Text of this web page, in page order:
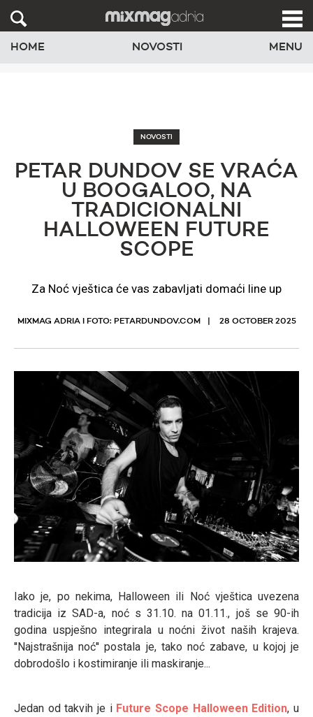
HOME NOVOSTI MENU
NOVOSTI
PETAR DUNDOV SE VRAĆA
U BOOGALOO, NA
TRADICIONALNI
HALLOWEEN FUTURE
SCOPE
Za Noć vještica će vas zabavljati domaći line up
MIXMAG ADRIA I FOTO: PETARDUNDOV.COM 28 OCTOBER 2025
Iako je, po nekima, Halloween ili Noć vještica uvezena
tradicija iz SAD-a, noć s 31.10. na 01.11., još se 90-ih
godina uspješno integrirala u noćni život naših krajeva.
''Najstrašnija noć'' postala je, tako noć zabave, u kojoj je
dobrodošlo i kostimiranje ili maskiranje...
Jedan od takvih je i Future Scope Halloween Edition, u